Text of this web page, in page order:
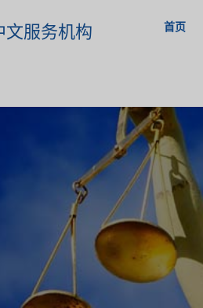
文服务机构 首页